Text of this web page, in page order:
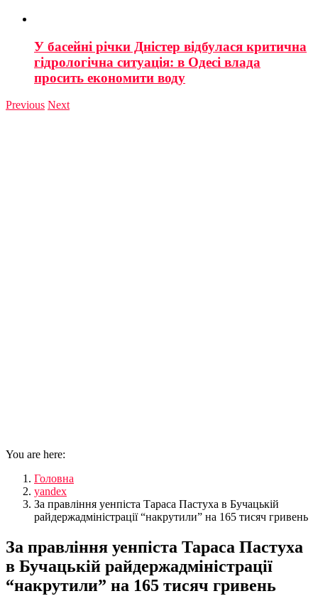
У басейні річки Дністер відбулася критична
гідрологічна ситуація: в Одесі влада
просить економити воду
Previous Next
You are here:
Головна
yandex
За правління уенпіста Тараса Пастуха в Бучацькій
райдержадміністрації “накрутили” на 165 тисяч гривень
За правління уенпіста Тараса Пастуха
в Бучацькій райдержадміністрації
“накрутили” на 165 тисяч гривень